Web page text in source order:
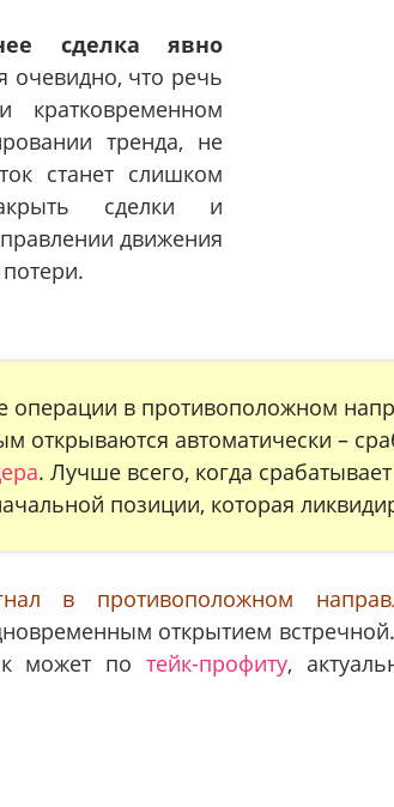
сделка явно
очевидно, что речь
тренда, не
станет слишком
сделки и
движения
операции в противоположном
открываются автоматически –
. Лучше всего, когда
позиции, которая
в противоположном
открытием
может по тейк-профиту,